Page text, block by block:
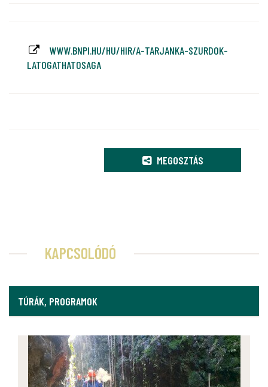
WWW.BNPI.HU/HU/HIR/A-TARJANKA-SZURDOK-
LATOGATHATOSAGA
MEGOSZTÁS
KAPCSOLÓDÓ
TÚRÁK, PROGRAMOK